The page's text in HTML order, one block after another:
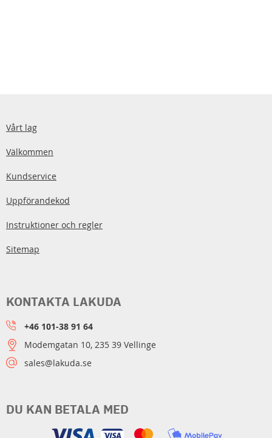
Vårt lag
Välkommen
Kundservice
Uppförandekod
Instruktioner och regler
Sitemap
DU KAN BETALA MED
KONTAKTA LAKUDA
+46 101-38 91 64
Modemgatan 10, 235 39 Vellinge
sales@lakuda.se